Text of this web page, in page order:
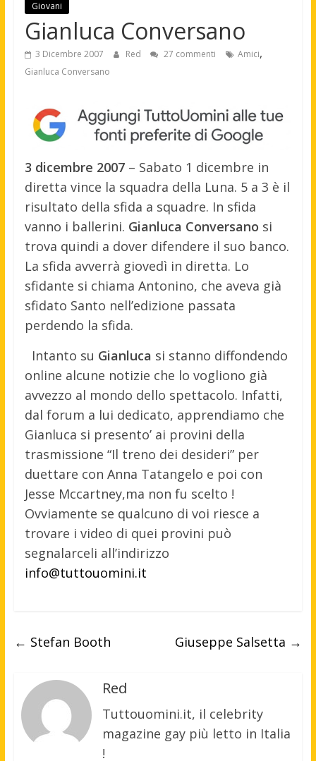
Giovani
Gianluca Conversano
3 Dicembre 2007 Red 27 commenti Amici,
Gianluca Conversano
3 dicembre 2007– Sabato 1 dicembre in
diretta vince la squadra della Luna. 5 a 3 è il
risultato della sfida a squadre. In sfida
vanno i ballerini. Gianluca Conversano si
trova quindi a dover difendere il suo banco.
La sfida avverrà giovedì in diretta. Lo
sfidante si chiama Antonino, che aveva già
sfidato Santo nell’edizione passata
perdendo la sfida.
Intanto su Gianluca si stanno diffondendo
online alcune notizie che lo vogliono già
avvezzo al mondo dello spettacolo. Infatti,
dal forum a lui dedicato, apprendiamo che
Gianluca si presento’ ai provini della
trasmissione “Il treno dei desideri” per
duettare con Anna Tatangelo e poi con
Jesse Mccartney,ma non fu scelto !
Ovviamente se qualcuno di voi riesce a
trovare i video di quei provini può
segnalarceli all’indirizzo
info@tuttouomini.it
← Stefan Booth Giuseppe Salsetta →
Red
Tuttouomini.it, il celebrity
magazine gay più letto in Italia
!